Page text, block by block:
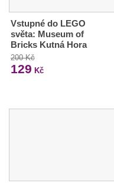
Vstupné do LEGO
světa: Museum of
Bricks Kutná Hora
200 Kč
129 Kč